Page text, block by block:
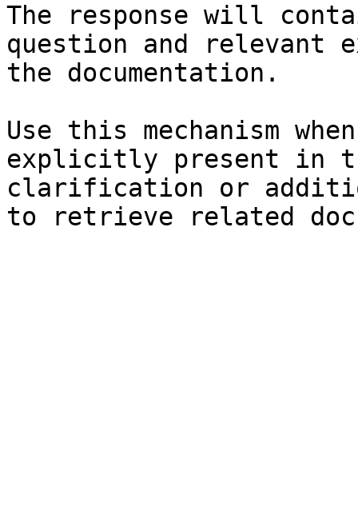
The response will
question and relevant
the documentation.
Use this mechanism
explicitly present in
clarification or